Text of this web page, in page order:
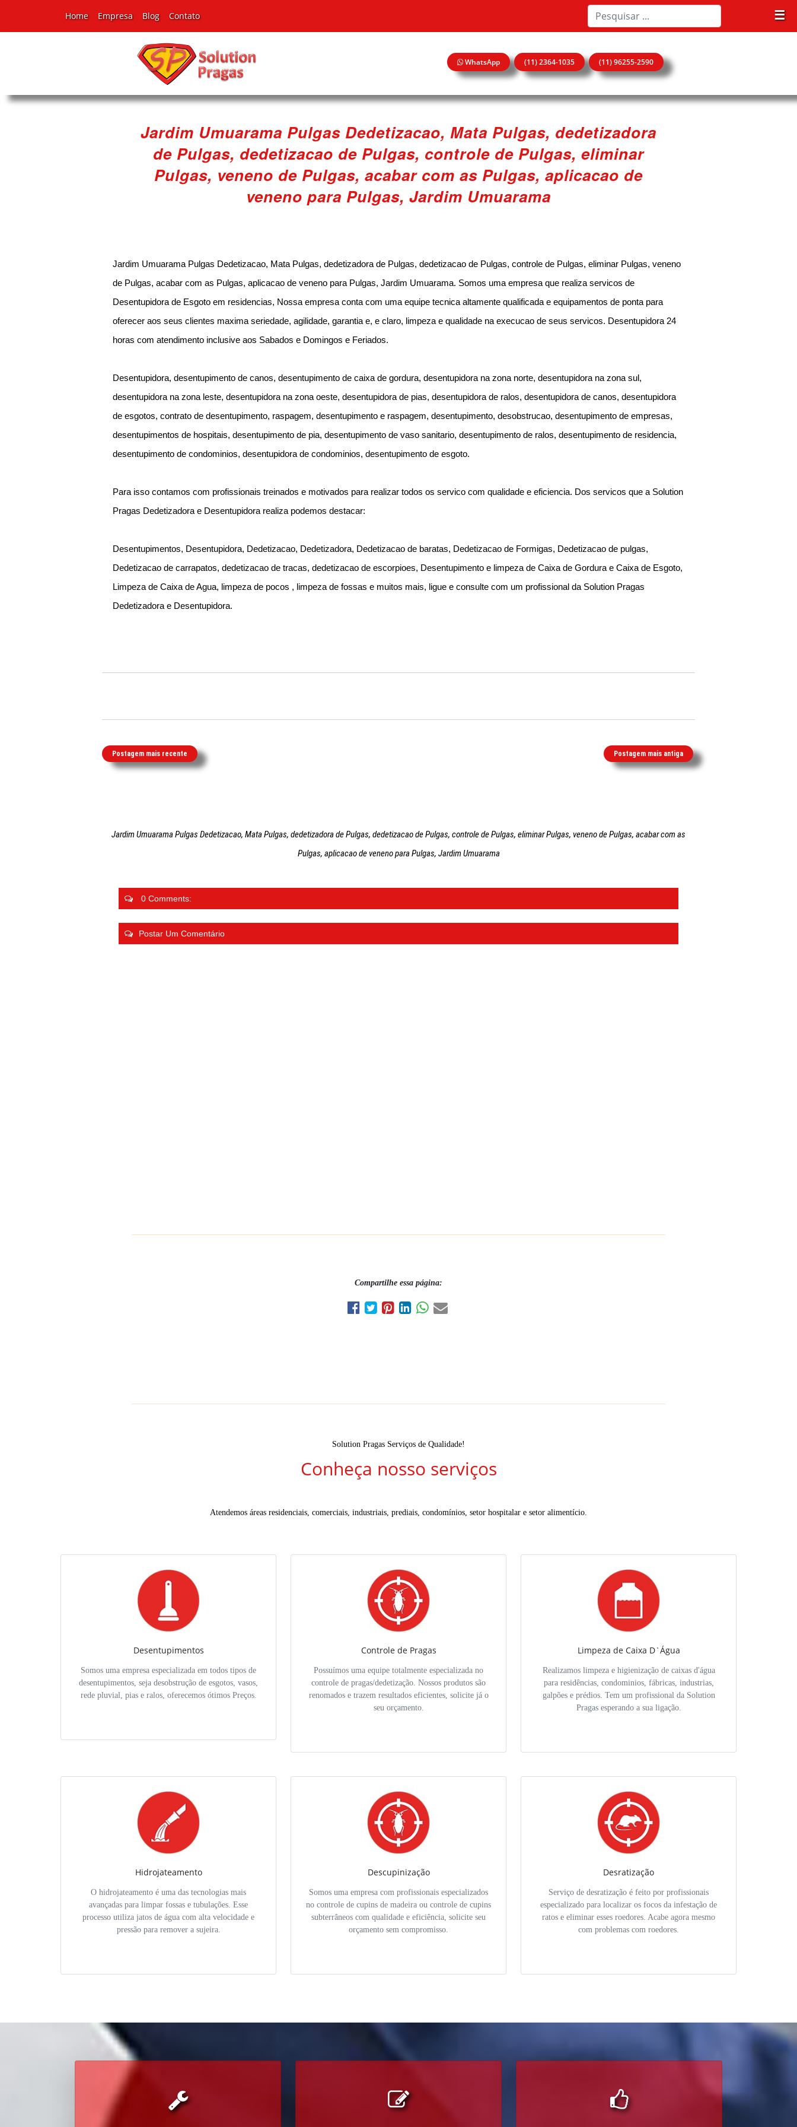
☰
Home Empresa Blog Contato
WhatsApp (11) 2364-1035 (11) 96255-2590
Jardim Umuarama Pulgas Dedetizacao, Mata Pulgas, dedetizadora
de Pulgas, dedetizacao de Pulgas, controle de Pulgas, eliminar
Pulgas, veneno de Pulgas, acabar com as Pulgas, aplicacao de
veneno para Pulgas, Jardim Umuarama
Jardim Umuarama Pulgas Dedetizacao, Mata Pulgas, dedetizadora de Pulgas, dedetizacao de Pulgas, controle de Pulgas, eliminar Pulgas, veneno
de Pulgas, acabar com as Pulgas, aplicacao de veneno para Pulgas, Jardim Umuarama. Somos uma empresa que realiza servicos de
Desentupidora de Esgoto em residencias, Nossa empresa conta com uma equipe tecnica altamente qualificada e equipamentos de ponta para
oferecer aos seus clientes maxima seriedade, agilidade, garantia e, e claro, limpeza e qualidade na execucao de seus servicos. Desentupidora 24
horas com atendimento inclusive aos Sabados e Domingos e Feriados.
Desentupidora, desentupimento de canos, desentupimento de caixa de gordura, desentupidora na zona norte, desentupidora na zona sul,
desentupidora na zona leste, desentupidora na zona oeste, desentupidora de pias, desentupidora de ralos, desentupidora de canos, desentupidora
de esgotos, contrato de desentupimento, raspagem, desentupimento e raspagem, desentupimento, desobstrucao, desentupimento de empresas,
desentupimentos de hospitais, desentupimento de pia, desentupimento de vaso sanitario, desentupimento de ralos, desentupimento de residencia,
desentupimento de condominios, desentupidora de condominios, desentupimento de esgoto.
Para isso contamos com profissionais treinados e motivados para realizar todos os servico com qualidade e eficiencia. Dos servicos que a Solution
Pragas Dedetizadora e Desentupidora realiza podemos destacar:
Desentupimentos, Desentupidora, Dedetizacao, Dedetizadora, Dedetizacao de baratas, Dedetizacao de Formigas, Dedetizacao de pulgas,
Dedetizacao de carrapatos, dedetizacao de tracas, dedetizacao de escorpioes, Desentupimento e limpeza de Caixa de Gordura e Caixa de Esgoto,
Limpeza de Caixa de Agua, limpeza de pocos , limpeza de fossas e muitos mais, ligue e consulte com um profissional da Solution Pragas
Dedetizadora e Desentupidora.
Postagem mais recente Postagem mais antiga
Jardim Umuarama Pulgas Dedetizacao, Mata Pulgas, dedetizadora de Pulgas, dedetizacao de Pulgas, controle de Pulgas, eliminar Pulgas, veneno de Pulgas, acabar com as
Pulgas, aplicacao de veneno para Pulgas, Jardim Umuarama
0 Comments:
Postar Um Comentário
Compartilhe essa página:
Solution Pragas Serviços de Qualidade!
Conheça nosso serviços
Atendemos áreas residenciais, comerciais, industriais, prediais, condomínios, setor hospitalar e setor alimentício.
Desentupimentos
Somos uma empresa especializada em todos tipos de
desentupimentos, seja desobstrução de esgotos, vasos,
rede pluvial, pias e ralos, oferecemos ótimos Preços.
Controle de Pragas
Possuímos uma equipe totalmente especializada no
controle de pragas/dedetização. Nossos produtos são
renomados e trazem resultados eficientes, solicite já o
seu orçamento.
Limpeza de Caixa D`Água
Realizamos limpeza e higienização de caixas d'água
para residências, condominios, fábricas, industrias,
galpões e prédios. Tem um profissional da Solution
Pragas esperando a sua ligação.
Hidrojateamento
O hidrojateamento é uma das tecnologias mais
avançadas para limpar fossas e tubulações. Esse
processo utiliza jatos de água com alta velocidade e
pressão para remover a sujeira.
Descupinização
Somos uma empresa com profissionais especializados
no controle de cupins de madeira ou controle de cupins
subterrâneos com qualidade e eficiência, solicite seu
orçamento sem compromisso.
Desratização
Serviço de desratização é feito por profissionais
especializado para localizar os focos da infestação de
ratos e eliminar esses roedores. Acabe agora mesmo
com problemas com roedores.